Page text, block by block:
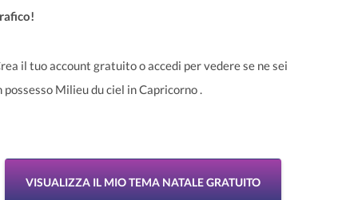
il tuo account gratuito o accedi per vedere se ne sei
possesso Milieu du ciel in Capricorno .
VISUALIZZA IL MIO TEMA NATALE GRATUITO